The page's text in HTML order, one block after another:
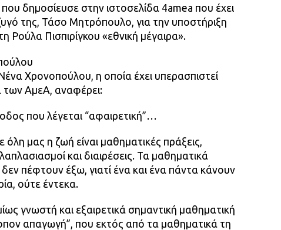
δημοσίευσε στην ιστοσελίδα 4amea που έχει
της, Τάσο Μητρόπουλο, για την υποστήριξη
Ρούλα Πισπιρίγκου «εθνική μέγαιρα».
Χρονοπούλου, η οποία έχει υπερασπιστεί
των ΑμεΑ, αναφέρει:
που λέγεται “αφαιρετική”…
όλη μας η ζωή είναι μαθηματικές πράξεις,
και διαιρέσεις. Τα μαθηματικά
πέφτουν έξω, γιατί ένα και ένα πάντα κάνουν
ούτε έντεκα.
γνωστή και εξαιρετικά σημαντική μαθηματική
απαγωγή”, που εκτός από τα μαθηματικά τη